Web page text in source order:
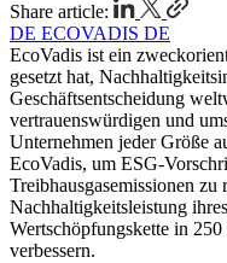
Share article:
DE ECOVADIS DE
EcoVadis ist ein
gesetzt hat,
Geschäftsentscheidung
vertrauenswürdigen und
Unternehmen jeder Größe
EcoVadis, um ESG-
Treibhausgasemissionen zu
Nachhaltigkeitsleistung
Wertschöpfungskette in
verbessern.